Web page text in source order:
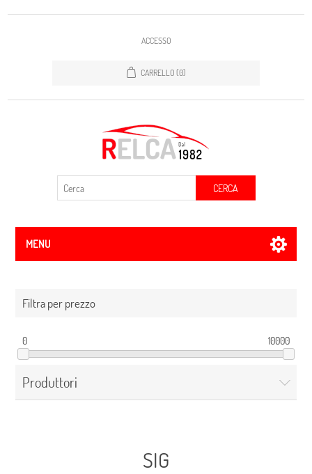
ACCESSO
CARRELLO (0)
CERCA
MENU
Filtra per prezzo
0 10000
Produttori
SIG